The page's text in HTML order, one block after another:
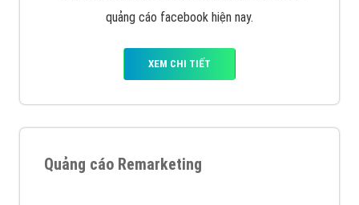
quảng cáo facebook hiện nay.
XEM CHI TIẾT
Quảng cáo Remarketing